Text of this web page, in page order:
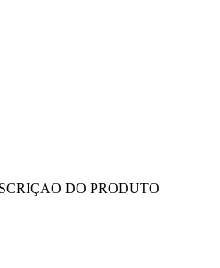
DO PRODUTO